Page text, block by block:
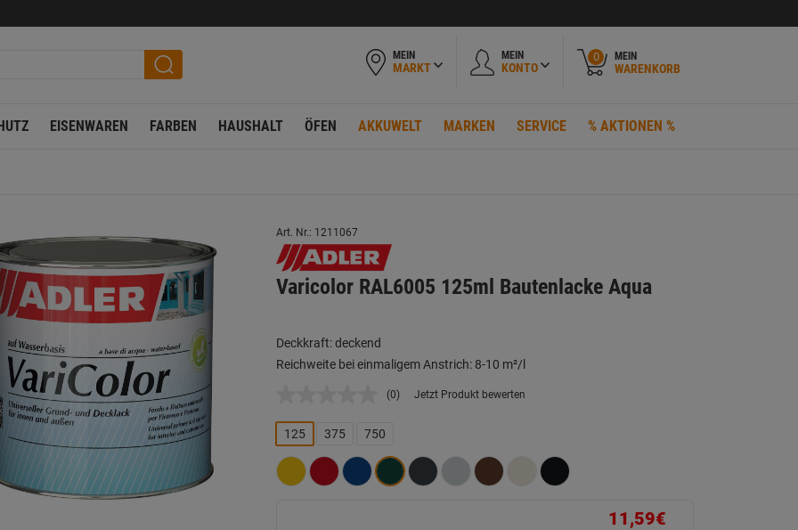
MEIN
MARKT
MEIN
KONTO
0 MEIN
WARENKORB
EISENWAREN FARBEN HAUSHALT ÖFEN AKKUWELT MARKEN SERVICE % AKTIONEN %
Art. Nr.: 1211067
Varicolor RAL6005 125ml Bautenlacke Aqua
Deckkraft: deckend
Reichweite bei einmaligem Anstrich: 8-10 m²/l
Kein
derselben
Seite.
(0) Jetzt Produkt bewerten
125 375 750
11,59€